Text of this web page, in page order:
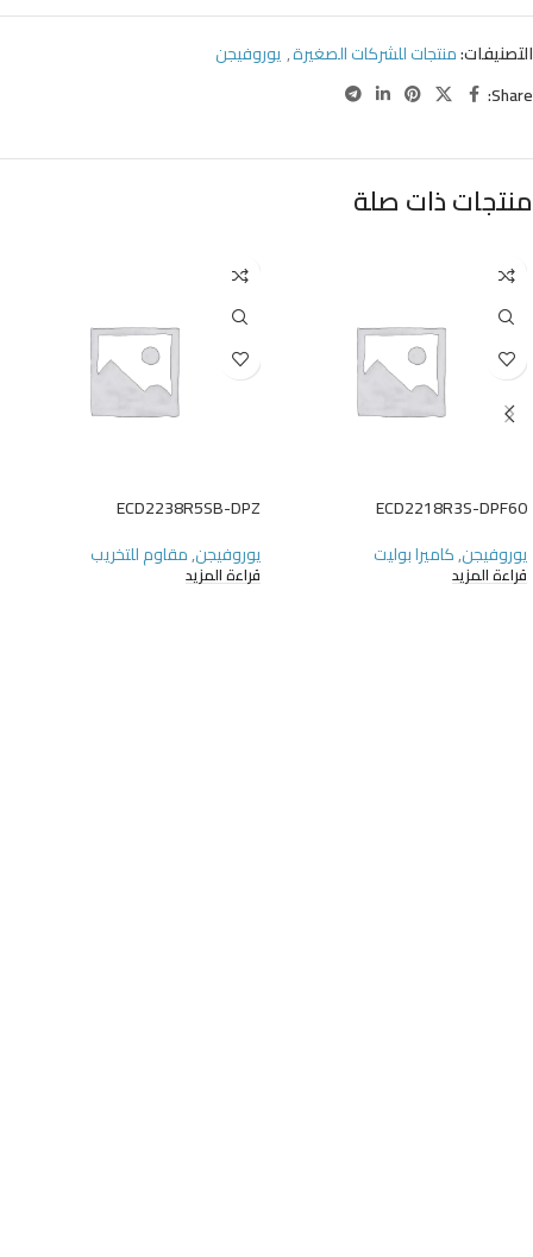
التصنيفات:منتجات للشركات الصغيرة,يوروفيجن
Share:
منتجات ذات صلة
ECD2218R3S-DPF60
يوروفيجن,كاميرا بوليت
قراءة المزيد
ECD2238R5SB-DPZ
يوروفيجن,مقاوم للتخريب
قراءة المزيد